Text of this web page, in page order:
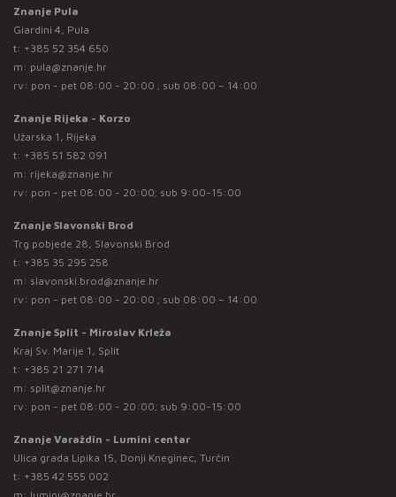
Znanje Pula
Giardini 4, Pula
t: +385 52 354 650
m: pula@znanje.hr
rv: pon - pet 08:00 - 20:00 ; sub 08:00 – 14:00
Znanje Rijeka - Korzo
Užarska 1, Rijeka
t: +385 51 582 091
m: rijeka@znanje.hr
rv: pon - pet 08:00 - 20:00; sub 9:00-15:00
Znanje Slavonski Brod
Trg pobjede 28, Slavonski Brod
t: +385 35 295 258
m: slavonski.brod@znanje.hr
rv: pon - pet 08:00 - 20:00 ; sub 08:00 – 14:00
Znanje Split - Miroslav Krleža
Kraj Sv. Marije 1, Split
t: +385 21 271 714
m: split@znanje.hr
rv: pon - pet 08:00 - 20:00; sub 9:00-15:00
Znanje Varaždin - Lumini centar
Ulica grada Lipika 15, Donji Kneginec, Turčin
t: +385 42 555 002